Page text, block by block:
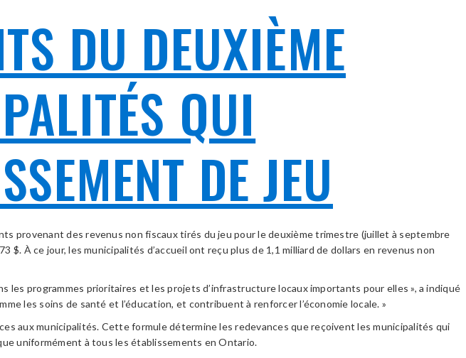
DU DEUXIÈME
QUI
DE JEU
provenant des revenus non fiscaux tirés du jeu pour le deuxième trimestre (juillet à septembre
À ce jour, les municipalités d’accueil ont reçu plus de 1,1 milliard de dollars en revenus non
les programmes prioritaires et les projets d’infrastructure locaux importants pour elles », a indiqué
les soins de santé et l’éducation, et contribuent à renforcer l’économie locale. »
aux municipalités. Cette formule détermine les redevances que reçoivent les municipalités qui
uniformément à tous les établissements en Ontario.